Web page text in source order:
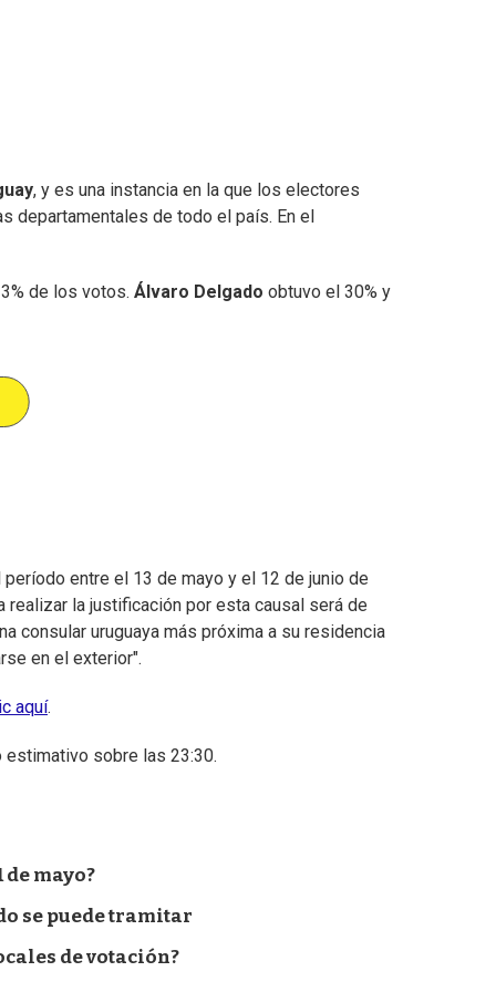
, y es una instancia en la que los electores
departamentales de todo el país. En el
de los votos. Álvaro Delgado obtuvo el 30% y
entre el 13 de mayo y el 12 de junio de
la justificación por esta causal será de
consular uruguaya más próxima a su residencia
en el exterior".
aquí.
estimativo sobre las 23:30.
mayo?
se puede tramitar
de votación?